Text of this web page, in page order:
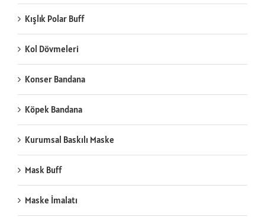
Kışlık Polar Buff
Kol Dövmeleri
Konser Bandana
Köpek Bandana
Kurumsal Baskılı Maske
Mask Buff
Maske İmalatı